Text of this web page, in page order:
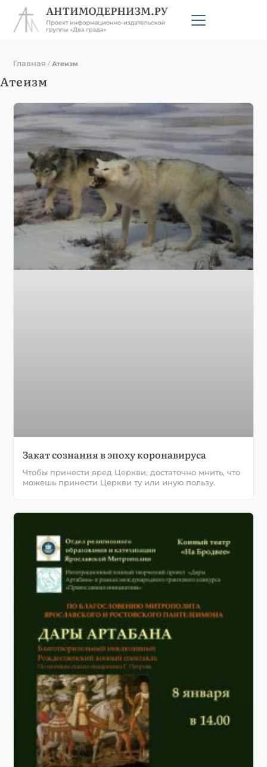
Главная /Атеизм
Атеизм
Закат сознания в эпоху коронавируса
Чтобы принести вред Церкви, достаточно мнить, что
можешь принести Церкви ту или иную пользу.